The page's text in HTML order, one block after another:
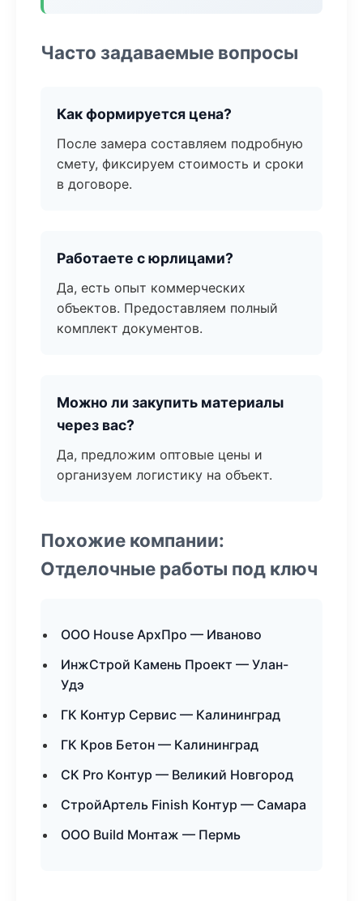
Часто задаваемые вопросы
Как формируется цена?
После замера составляем подробную
смету, фиксируем стоимость и сроки
в договоре.
Работаете с юрлицами?
Да, есть опыт коммерческих
объектов. Предоставляем полный
комплект документов.
Можно ли закупить материалы
через вас?
Да, предложим оптовые цены и
организуем логистику на объект.
Похожие компании:
Отделочные работы под ключ
ООО House АрхПро — Иваново
ИнжСтрой Камень Проект — Улан-
Удэ
ГК Контур Сервис — Калининград
ГК Кров Бетон — Калининград
СК Pro Контур — Великий Новгород
СтройАртель Finish Контур — Самара
ООО Build Монтаж — Пермь